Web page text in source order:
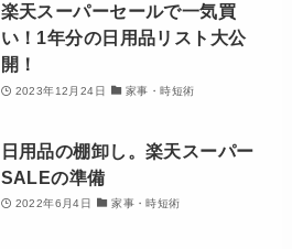
楽天スーパーセールで一気買
い！1年分の日用品リスト大公
開！
2023年12月24日 家事・時短術
日用品の棚卸し。楽天スーパー
SALEの準備
2022年6月4日 家事・時短術